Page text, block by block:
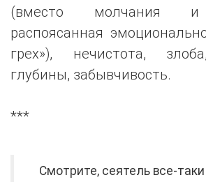
(вместо молчания и
распоясанная
грех»), нечистота,
глубины, забывчивость.
***
Смотрите, сеятель все-